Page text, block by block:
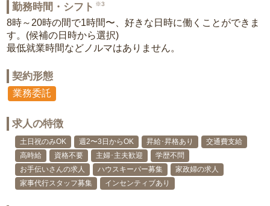
勤務時間・シフト ※3
8時～20時の間で1時間〜、好きな日時に働くことができま
す。(候補の日時から選択)
最低就業時間などノルマはありません。
契約形態
業務委託
求人の特徴
土日祝のみOK 週2〜3日からOK 昇給･昇格あり
交通費支給
高時給
資格不要 主婦･主夫歓迎
学歴不問
お手伝いさんの求人
ハウスキーパー募集
家政婦の求人
家事代行スタッフ募集
インセンティブあり